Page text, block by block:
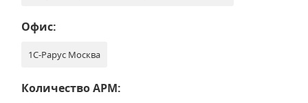
Офис:
1С-Рарус Москва
Количество АРМ: